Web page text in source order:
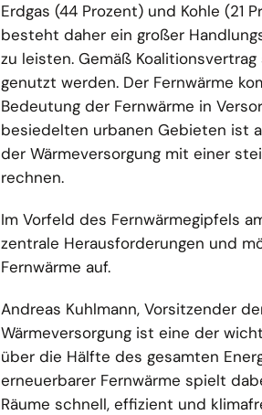
Erdgas (44 Prozent) und Kohle (21
besteht daher ein großer
zu leisten. Gemäß
genutzt werden. Der Fernwärme
Bedeutung der Fernwärme in
besiedelten urbanen Gebieten ist
der Wärmeversorgung mit einer
rechnen.
Im Vorfeld des Fernwärmegipfels
zentrale Herausforderungen und
Fernwärme auf.
Andreas Kuhlmann, Vorsitzender
Wärmeversorgung ist eine der
über die Hälfte des gesamten
erneuerbarer Fernwärme spielt
Räume schnell, effizient und